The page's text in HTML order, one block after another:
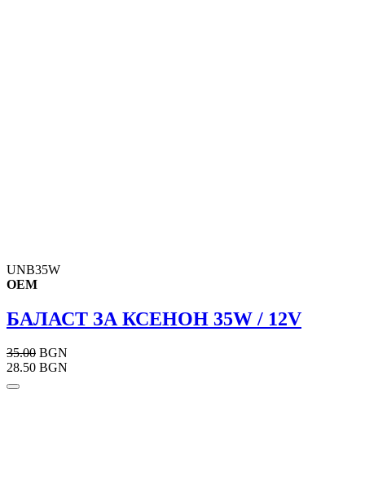
UNB35W
OEM
БАЛАСТ ЗА КСЕНОН 35W / 12V
35.00 BGN
28.50 BGN